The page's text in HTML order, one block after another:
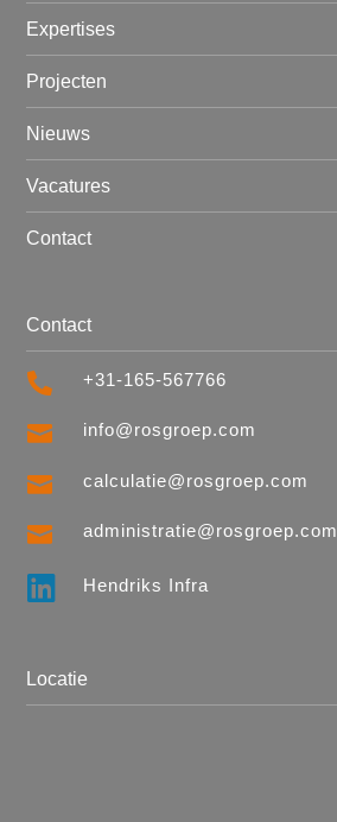
Expertises
Projecten
Nieuws
Vacatures
Contact
Contact
 +31-165-567766
 info@rosgroep.com
 calculatie@rosgroep.com
 administratie@rosgroep.com
 Hendriks Infra
Locatie